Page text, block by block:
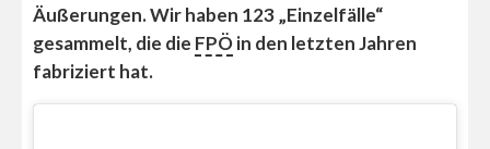
Äußerungen. Wir haben 123 „Einzelfälle“
gesammelt, die die FPÖin den letzten Jahren
fabriziert hat.